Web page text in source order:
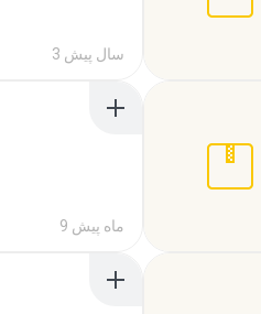
3 سال پیش
9 ماه پیش